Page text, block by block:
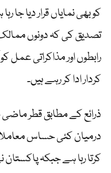
کو بھی نمایاں قرار دیا جا
تصدیق کی کہ دونوں
رابطوں اور مذاکراتی عمل
کردار ادا کر رہے ہیں۔
ذرائع کے مطابق قطر ماضی
درمیان کئی حساس
کرتا رہا ہے جبکہ